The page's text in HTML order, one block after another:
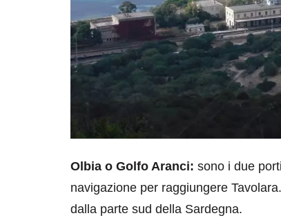
Olbia o Golfo Aranci: sono i due
navigazione per raggiungere
dalla parte sud della Sardegna.